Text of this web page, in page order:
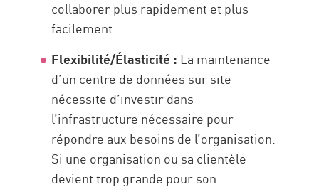
collaborer plus rapidement et plus
facilement.
Flexibilité/Élasticité : La maintenance
d’un centre de données sur site
nécessite d’investir dans
l’infrastructure nécessaire pour
répondre aux besoins de l’organisation.
Si une organisation ou sa clientèle
devient trop grande pour son